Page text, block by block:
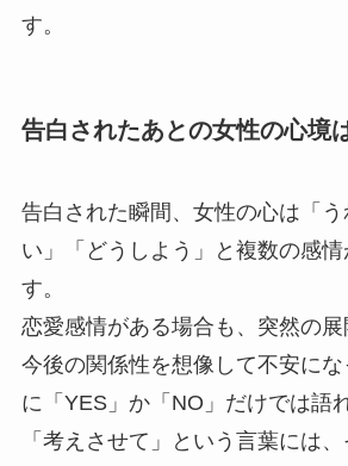
す。
告白されたあとの女性の心境
告白された瞬間、女性の心は「
い」「どうしよう」と複数の感情
す。
恋愛感情がある場合も、突然の展
今後の関係性を想像して不安に
に「YES」か「NO」だけでは語
「考えさせて」という言葉には